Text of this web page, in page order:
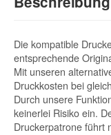
Die kompatible
entsprechende
Mit unseren
Druckkosten bei
Durch unsere
keinerlei Risiko ein.
Druckerpatrone führt